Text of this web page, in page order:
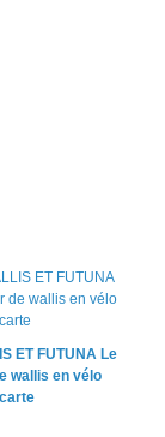
ET FUTUNA Le
wallis en vélo